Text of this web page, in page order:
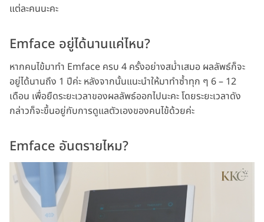
แต่ละคนนะคะ
Emface อยู่ได้นานแค่ไหน?
หากคนไข้มาทำ Emface ครบ 4 ครั้งอย่างสม่ำเสมอ ผลลัพธ์ก็จะ
อยู่ได้นานถึง 1 ปีค่ะ หลังจากนั้นแนะนำให้มาทำซ้ำทุก ๆ 6 – 12
เดือน เพื่อยืดระยะเวลาของผลลัพธ์ออกไปนะคะ โดยระยะเวลาดัง
กล่าวก็จะขึ้นอยู่กับการดูแลตัวเองของคนไข้ด้วยค่ะ
Emface อันตรายไหม?